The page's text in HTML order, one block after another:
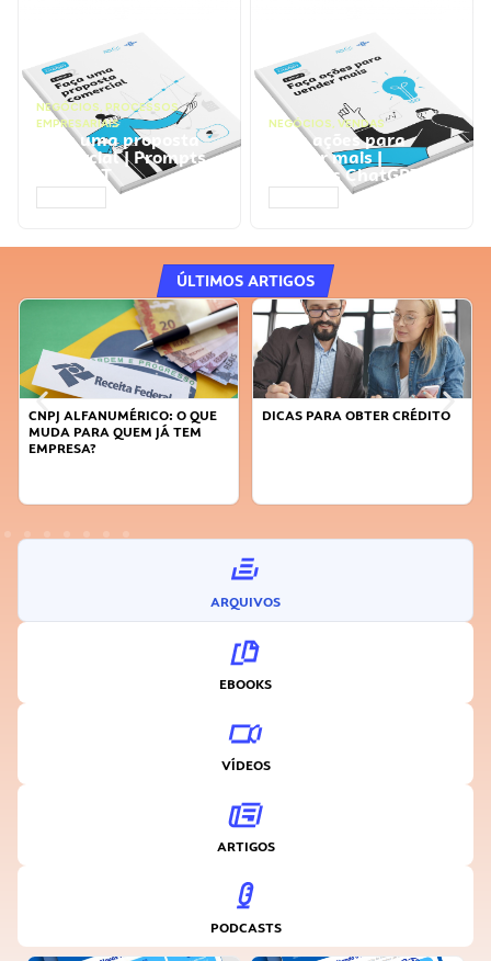
NEGÓCIOS, PROCESSOS
EMPRESARIAIS
Faça uma proposta
comercial | Prompts
ChatGPT
NEGÓCIOS, VENDAS
Faça ações para
vender mais |
Prompts ChatGPT
ÚLTIMOS ARTIGOS
CNPJ ALFANUMÉRICO: O QUE
MUDA PARA QUEM JÁ TEM
EMPRESA?
DICAS PARA OBTER CRÉDITO
ARQUIVOS
EBOOKS
VÍDEOS
ARTIGOS
PODCASTS